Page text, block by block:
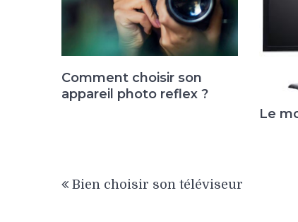
Comment choisir son
appareil photo reflex ?
Le
Bien choisir son téléviseur